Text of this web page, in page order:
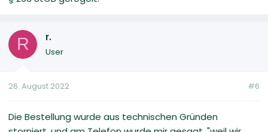
R r.
User
26. August 2022 #6
Die Bestellung wurde aus technischen Gründen